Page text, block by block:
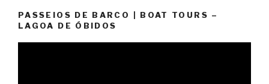
PASSEIOS DE BARCO | BOAT TOURS –
LAGOA DE ÓBIDOS